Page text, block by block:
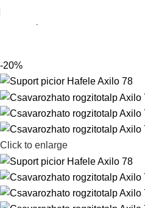
-20%
Click to enlarge